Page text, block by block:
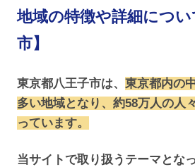
地域の特徴や詳細につ
市】
東京都八王子市は、 東京都内の
多い地域となり、約58万人の人
っています。
当サイトで取り扱うテーマとな